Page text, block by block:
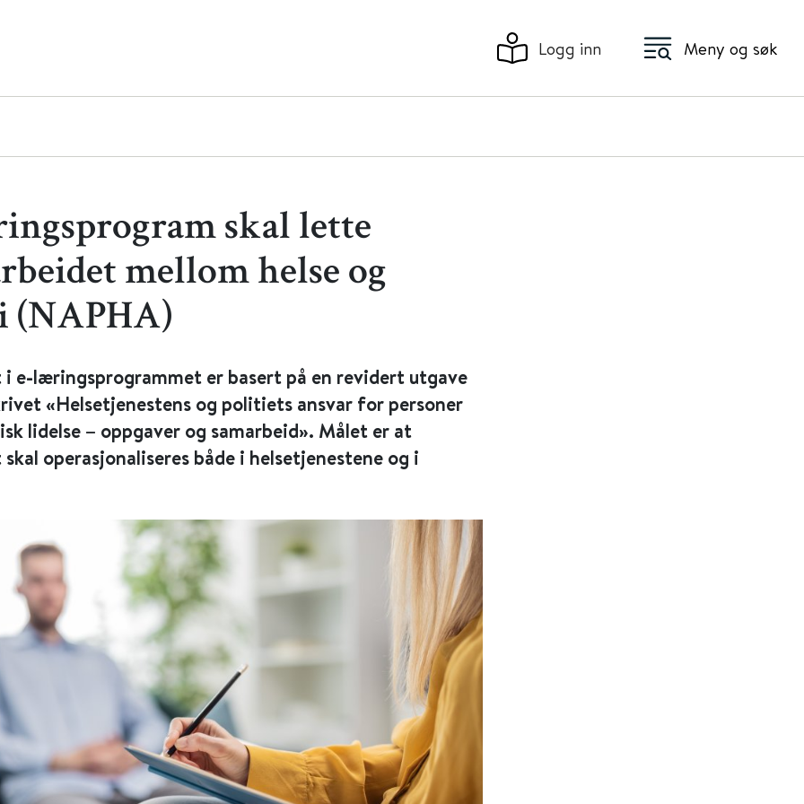
Logg inn Meny og søk
skal lette
mellom helse og
(NAPHA)
e-læringsprogrammet er basert på en revidert utgave
«Helsetjenestens og politiets ansvar for personer
lidelse – oppgaver og samarbeid». Målet er at
operasjonaliseres både i helsetjenestene og i